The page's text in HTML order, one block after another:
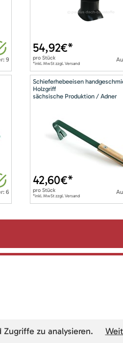
9
54,92€*
pro Stück
*inkl. MwSt zzgl. Versand
6
Schieferhebeeisen
Holzgriff
sächsische Produktion / Adner
42,60€*
pro Stück
*inkl. MwSt zzgl. Versand
zu analysieren.